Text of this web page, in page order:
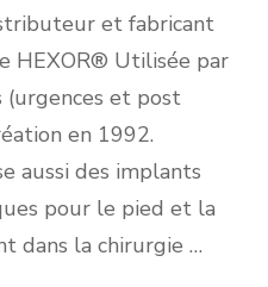
et fabricant
HEXOR® Utilisée par
et post
en 1992.
aussi des implants
pour le pied et la
dans la chirurgie …